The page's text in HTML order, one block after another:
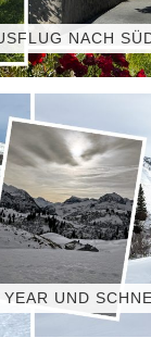
NACH
UND